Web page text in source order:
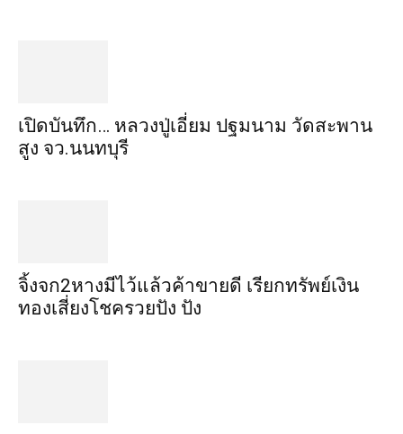
เปิดบันทึก… หลวงปู่เอี่ยม ​ปฐม​นาม​ วัดสะพาน
สูง​ จว.นนทบุรี
จิ้งจก​2​หาง​มีไว้แล้ว​ค้าขาย​ดี​ เรียก​ทรัพย์เงิน
ทอง​เสี่ยงโชค​รวยปัง​ ปัง​